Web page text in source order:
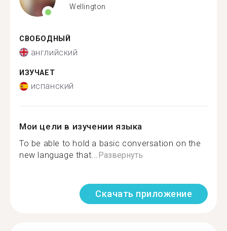
Wellington
СВОБОДНЫЙ
английский
ИЗУЧАЕТ
испанский
Мои цели в изучении языка
To be able to hold a basic conversation on the
new language that...Развернуть
Скачать приложение